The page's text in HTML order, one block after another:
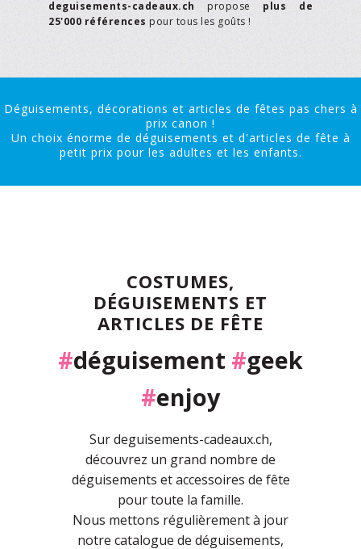
deguisements-cadeaux.ch propose plus de
25'000 références pour tous les goûts !
Déguisements, décorations et articles de fêtes pas chers à
prix canon !
Un choix énorme de déguisements et d'articles de fête à
petit prix pour les adultes et les enfants.
COSTUMES,
DÉGUISEMENTS ET
ARTICLES DE FÊTE
#déguisement #geek
#enjoy
Sur deguisements-cadeaux.ch,
découvrez un grand nombre de
déguisements et accessoires de fête
pour toute la famille.
Nous mettons régulièrement à jour
notre catalogue de déguisements,